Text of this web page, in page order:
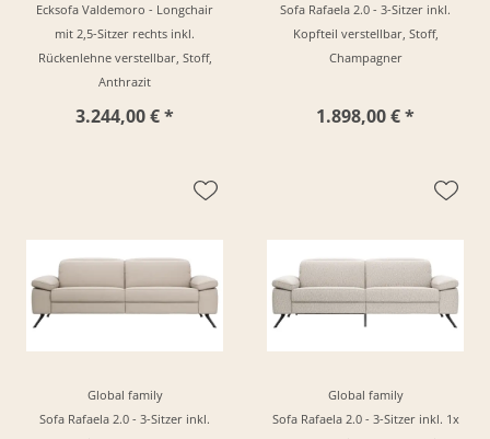
Ecksofa Valdemoro - Longchair
mit 2,5-Sitzer rechts inkl.
Rückenlehne verstellbar, Stoff,
Anthrazit
3.244,00 € *
Sofa Rafaela 2.0 - 3-Sitzer inkl.
Kopfteil verstellbar, Stoff,
Champagner
1.898,00 € *
Global family
Sofa Rafaela 2.0 - 3-Sitzer inkl.
Global family
Sofa Rafaela 2.0 - 3-Sitzer inkl. 1x